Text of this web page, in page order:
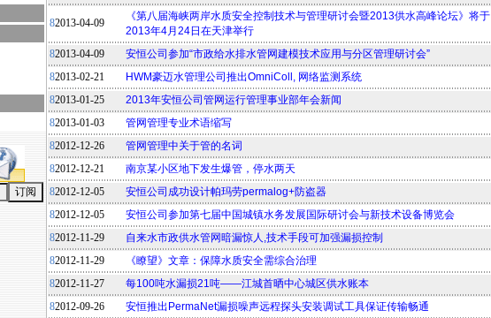
82013-04-09
《第八届海峡两岸水质安全控制技术与管理研讨会暨2013供水高峰论坛》将于
2013年4月24日在天津举行
82013-04-09 安恒公司参加“市政给水排水管网建模技术应用与分区管理研讨会”
82013-02-21 HWM豪迈水管理公司推出OmniColl, 网络监测系统
82013-01-25 2013年安恒公司管网运行管理事业部年会新闻
82013-01-03 管网管理专业术语缩写
82012-12-26 管网管理中关于管的名词
82012-12-21 南京某小区地下发生爆管，停水两天
82012-12-05 安恒公司成功设计帕玛劳permalog+防盗器
82012-12-05 安恒公司参加第七届中国城镇水务发展国际研讨会与新技术设备博览会
82012-11-29 自来水市政供水管网暗漏惊人,技术手段可加强漏损控制
82012-11-29 《瞭望》文章：保障水质安全需综合治理
82012-11-27 每100吨水漏损21吨——江城首晒中心城区供水账本
82012-09-26 安恒推出PermaNet漏损噪声远程探头安装调试工具保证传输畅通